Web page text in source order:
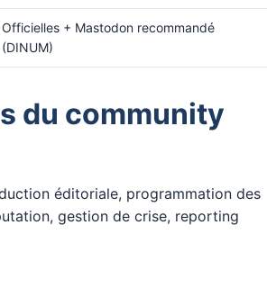
Officielles + Mastodon recommandé
(DINUM)
du community
éditoriale, programmation des
gestion de crise, reporting